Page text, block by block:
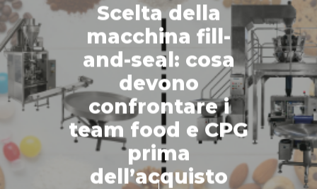
Scelta della
macchina fill-
and-seal: cosa
devono
confrontare i
team food e CPG
prima
dell’acquisto